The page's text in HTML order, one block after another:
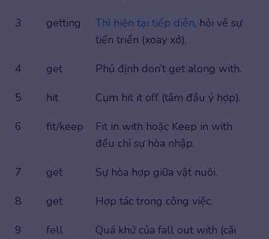
3
getting Thì hiện tại tiếp diễn, hỏi về sự
tiến triển (xoay xở).
4
get
Phủ định don’t get along with.
5
hit
Cụm hit it off (tâm đầu ý hợp).
6
fit/keep
Fit in with hoặc Keep in with
đều chỉ sự hòa nhập.
7
get
Sự hòa hợp giữa vật nuôi.
8
get
Hợp tác trong công việc.
9
fell
Quá khứ của fall out with (cãi